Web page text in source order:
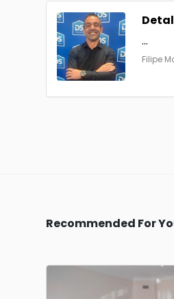
...
Filipe
Recommended For